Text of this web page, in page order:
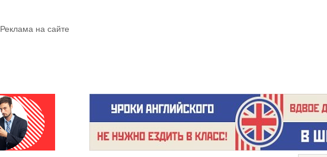
Реклама на сайте